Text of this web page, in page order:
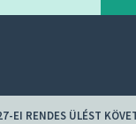
EI RENDES ÜLÉST